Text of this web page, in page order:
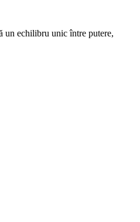
un echilibru unic între putere,